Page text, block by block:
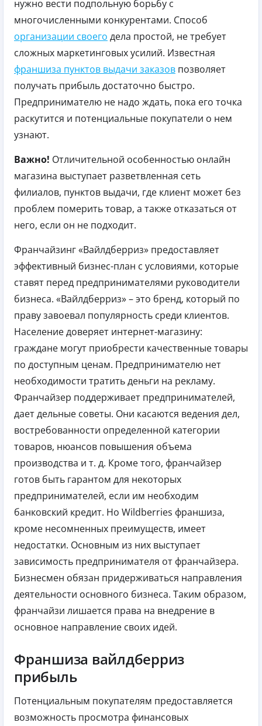
нужно вести подпольную борьбу с
многочисленными конкурентами. Способ
организации своего дела простой, не требует
сложных маркетинговых усилий. Известная
франшиза пунктов выдачи заказов позволяет
получать прибыль достаточно быстро.
Предпринимателю не надо ждать, пока его точка
раскутится и потенциальные покупатели о нем
узнают.
Важно! Отличительной особенностью онлайн
магазина выступает разветвленная сеть
филиалов, пунктов выдачи, где клиент может без
проблем померить товар, а также отказаться от
него, если он не подходит.
Франчайзинг «Вайлдберриз» предоставляет
эффективный бизнес-план с условиями, которые
ставят перед предпринимателями руководители
бизнеса. «Вайлдберриз» – это бренд, который по
праву завоевал популярность среди клиентов.
Население доверяет интернет-магазину:
граждане могут приобрести качественные товары
по доступным ценам. Предпринимателю нет
необходимости тратить деньги на рекламу.
Франчайзер поддерживает предпринимателей,
дает дельные советы. Они касаются ведения дел,
востребованности определенной категории
товаров, нюансов повышения объема
производства и т. д. Кроме того, франчайзер
готов быть гарантом для некоторых
предпринимателей, если им необходим
банковский кредит. Но Wildberries франшиза,
кроме несомненных преимуществ, имеет
недостатки. Основным из них выступает
зависимость предпринимателя от франчайзера.
Бизнесмен обязан придерживаться направления
деятельности основного бизнеса. Таким образом,
франчайзи лишается права на внедрение в
основное направление своих идей.
Франшиза вайлдберриз
прибыль
Потенциальным покупателям предоставляется
возможность просмотра финансовых